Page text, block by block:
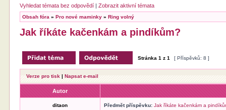
Vyhledat témata bez odpovědí |Zobrazit aktivní témata
Obsah fóra »Pro nové maminky »Ring volný
Jak říkáte kačenkám a pindíkům?
Stránka1 z1 [ Příspěvků: 8 ]
Verze pro tisk |Napsat e-mail
Autor
ditaon Předmět příspěvku: Jak říkáte kačenkám a